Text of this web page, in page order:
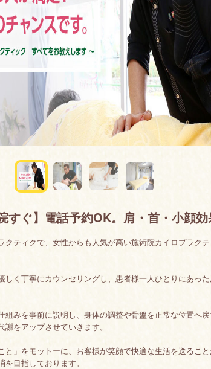
すぐ】電話予約OK。肩・首・小顔効
クティクで、女性からも人気が高い施術院カイロプラク
しく丁寧にカウンセリングし、患者様一人ひとりにあっ
組みを事前に説明し、身体の調整や骨盤を正常な位置へ
をアップさせていきます。
と」をモットーに、お客様が笑顔で快適な生活を送るこ
目指しております。